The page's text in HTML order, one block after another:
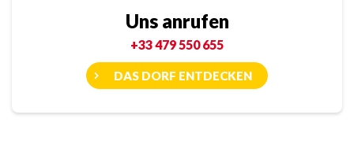
Uns anrufen
+33 479 550 655
DAS DORF ENTDECKEN